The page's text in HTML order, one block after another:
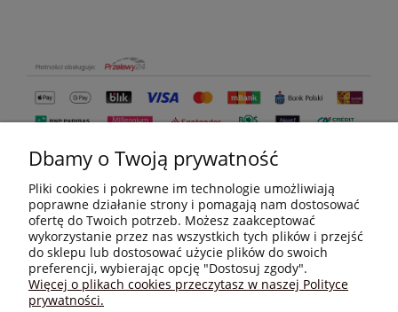
MOJE KONTO
Dbamy o Twoją prywatność
Pliki cookies i pokrewne im technologie umożliwiają
poprawne działanie strony i pomagają nam dostosować
ofertę do Twoich potrzeb. Możesz zaakceptować
wykorzystanie przez nas wszystkich tych plików i przejść
do sklepu lub dostosować użycie plików do swoich
preferencji, wybierając opcję "Dostosuj zgody".
Więcej o plikach cookies przeczytasz w naszej Polityce
prywatności.